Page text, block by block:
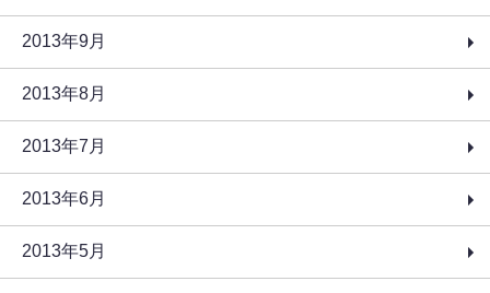
2013年9月
2013年8月
2013年7月
2013年6月
2013年5月